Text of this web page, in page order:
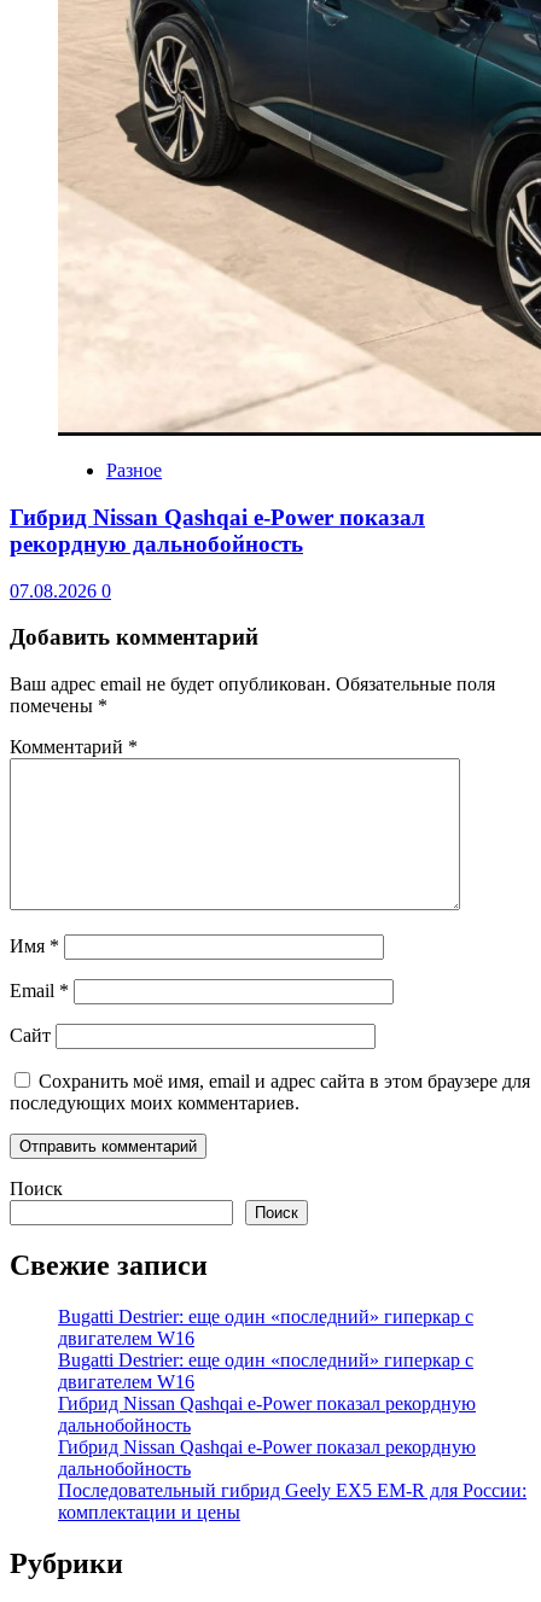
Разное
Гибрид Nissan Qashqai e-Power показал
рекордную дальнобойность
07.08.2026 0
Добавить комментарий
Ваш адрес email не будет опубликован. Обязательные поля
помечены *
Комментарий *
Имя *
Email *
Сайт
Сохранить моё имя, email и адрес сайта в этом браузере для
последующих моих комментариев.
Поиск
Поиск
Свежие записи
Bugatti Destrier: еще один «последний» гиперкар с
двигателем W16
Bugatti Destrier: еще один «последний» гиперкар с
двигателем W16
Гибрид Nissan Qashqai e-Power показал рекордную
дальнобойность
Гибрид Nissan Qashqai e-Power показал рекордную
дальнобойность
Последовательный гибрид Geely EX5 EM-R для России:
комплектации и цены
Рубрики